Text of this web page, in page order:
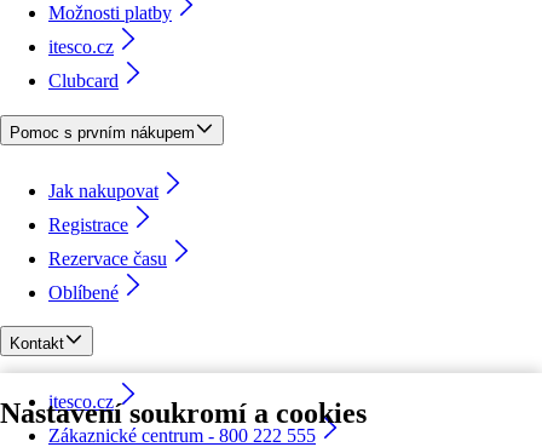
Nastavení soukromí a cookies
Možnosti platby
itesco.cz
Clubcard
Pomoc s prvním nákupem
Jak nakupovat
Registrace
Rezervace času
Oblíbené
Kontakt
itesco.cz
Zákaznické centrum - 800 222 555